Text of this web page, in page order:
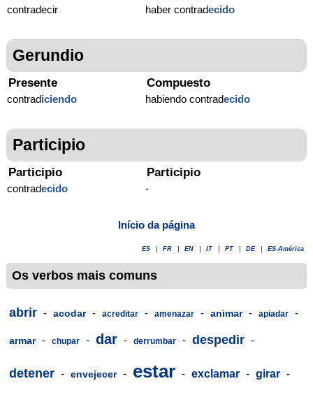
contradecir haber contradecido
Gerundio
Presente
contradiciendo
Compuesto
habiendo contradecido
Participio
Participio
contradecido
Participio
-
Início da página
ES FR EN IT PT DE ES-América
Os verbos mais comuns
abrir - acodar - acreditar - amenazar - animar - apiadar -
armar - chupar - dar - derrumbar - despedir -
detener - envejecer - estar - exclamar - girar -